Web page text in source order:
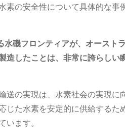
素の安全性について具体的な
磯フロンティアが、オースト
造したことは、非常に誇らし
送の実現は、水素社会の実現
じた水素を安定的に供給する
います。